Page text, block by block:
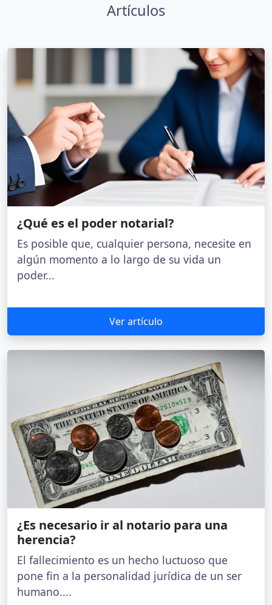
Artículos
¿Qué es el poder notarial?
Es posible que, cualquier persona, necesite en
algún momento a lo largo de su vida un
poder...
Ver artículo
¿Es necesario ir al notario para una
herencia?
El fallecimiento es un hecho luctuoso que
pone fin a la personalidad jurídica de un ser
humano....